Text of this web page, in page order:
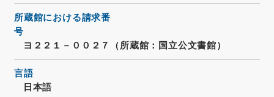
所蔵館における請求番
号
ヨ２２１－００２７（所蔵館：国立公文書館）
言語
日本語